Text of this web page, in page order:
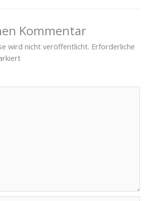
Kommentar
wird nicht veröffentlicht. Erforderliche